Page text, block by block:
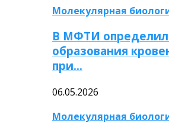
Молекулярная
В МФТИ
образования
при…
06.05.2026
Молекулярная